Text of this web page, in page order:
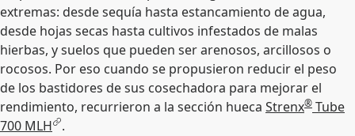
extremas: desde sequía hasta estancamiento de agua,
desde hojas secas hasta cultivos infestados de malas
hierbas, y suelos que pueden ser arenosos, arcillosos o
rocosos. Por eso cuando se propusieron reducir el peso
de los bastidores de sus cosechadora para mejorar el
rendimiento, recurrieron a la sección hueca Strenx® Tube
700 MLH
.